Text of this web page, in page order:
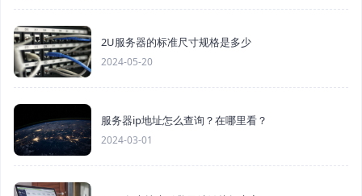
2U服务器的标准尺寸规格是多少
2024-05-20
服务器ip地址怎么查询？在哪里看？
2024-03-01